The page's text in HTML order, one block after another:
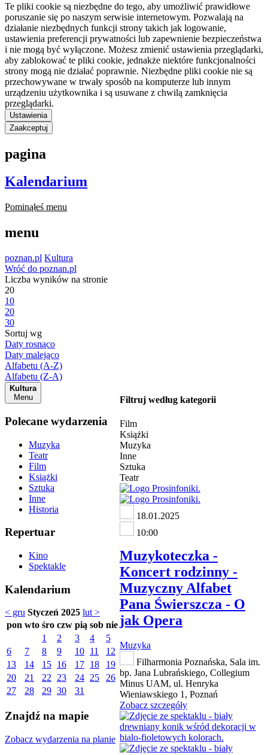
Te pliki cookie są niezbędne do tego, aby umożliwić prawidłowe
poruszanie się po naszym serwisie internetowym. Pozwalają na
działanie niezbędnych funkcji strony takich jak logowanie,
ustawienia preferencji prywatności lub zapewnienie bezpieczeństwa
i nie mogą być wyłączone. Możesz zmienić ustawienia przeglądarki,
aby zablokować te pliki cookie, jednakże niektóre funkcjonalności
strony mogą nie działać poprawnie. Niezbędne pliki cookie nie są
przechowywane w trwały sposób na komputerze lub innym
urządzeniu użytkownika i są usuwane z chwilą zamknięcia
przeglądarki.
Ustawienia
Zaakceptuj
pagina
Kalendarium
Pominąłeś menu
menu
poznan.pl Kultura
Wróć do poznan.pl
Liczba wyników na stronie
20
10
20
30
Sortuj wg
Daty rosnąco
Daty malejąco
Alfabetu (A-Z)
Alfabetu (Z-A)
Kultura
Menu
Polecane wydarzenia
Muzyka
Teatr
Film
Książki
Sztuka
Inne
Historia
Repertuar
Kino
Spektakle
Kalendarium
< gru Styczeń 2025 lut >
pon wto śro czw pią sob nie
1
2 3 4
5
6
7 8 9 10 11
12
13
14 15 16 17 18
19
20
21 22 23 24 25
26
27
28 29 30 31
Znajdź na mapie
Zobacz wydarzenia na planie
Filtruj według kategorii
Film
Książki
Muzyka
Inne
Sztuka
Teatr
18.01.2025
10:00
Muzykoteczka -
Koncert rodzinny -
Muzyczny Alfabet
Pana Świerszcza - O
jak Opera
Muzyka
Filharmonia Poznańska, Sala im.
bp. Jana Lubrańskiego, Collegium
Minus UAM, ul. Henryka
Wieniawskiego 1, Poznań
Zobacz szczegóły